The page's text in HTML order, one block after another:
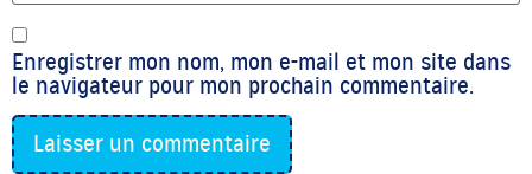
Enregistrer mon nom, mon e-mail et mon site dans
le navigateur pour mon prochain commentaire.